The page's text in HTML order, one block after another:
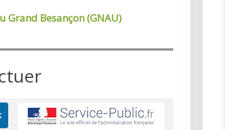
Besançon (GNAU)